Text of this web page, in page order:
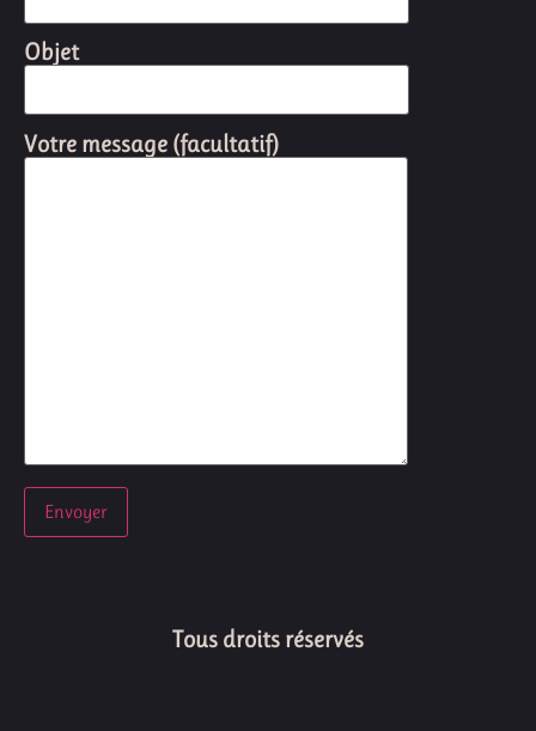
Objet
Votre message (facultatif)
Tous droits réservés